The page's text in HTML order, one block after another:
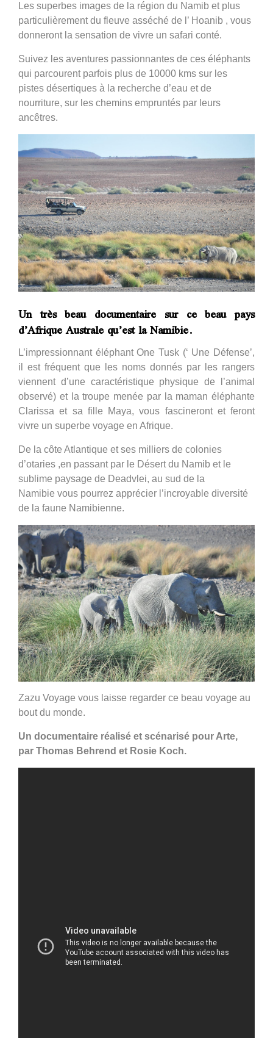
Les superbes images de la région du Namib et plus
particulièrement du fleuve asséché de l’ Hoanib , vous
donneront la sensation de vivre un safari conté.
Suivez les aventures passionnantes de ces éléphants
qui parcourent parfois plus de 10000 kms sur les
pistes désertiques à la recherche d’eau et de
nourriture, sur les chemins empruntés par leurs
ancêtres.
Un très beau documentaire sur ce beau pays
d’Afrique Australe qu’est la Namibie.
L’impressionnant éléphant One Tusk (‘ Une Défense’,
il est fréquent que les noms donnés par les rangers
viennent d’une caractéristique physique de l’animal
observé) et la troupe menée par la maman éléphante
Clarissa et sa fille Maya, vous fascineront et feront
vivre un superbe voyage en Afrique.
De la côte Atlantique et ses milliers de colonies
d’otaries ,en passant par le Désert du Namib et le
sublime paysage de Deadvlei, au sud de la
Namibie vous pourrez apprécier l’incroyable diversité
de la faune Namibienne.
Zazu Voyage vous laisse regarder ce beau voyage au
bout du monde.
Un documentaire réalisé et scénarisé pour Arte,
par Thomas Behrend et Rosie Koch.